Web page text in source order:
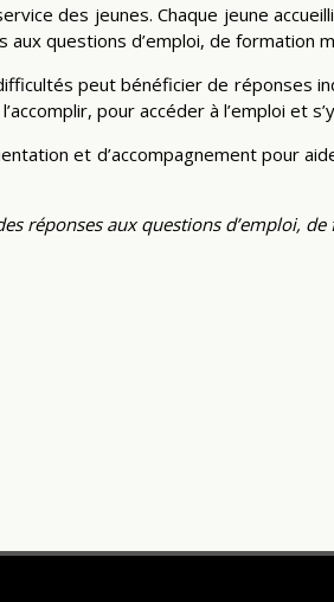
des jeunes. Chaque jeune
questions d’emploi, de formation
peut bénéficier de réponses
pour accéder à l’emploi et
et d’accompagnement pour
réponses aux questions d’emploi,